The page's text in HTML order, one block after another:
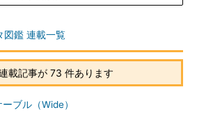
図鑑 連載一覧
載記事が 73 件あります
ブル（Wide）